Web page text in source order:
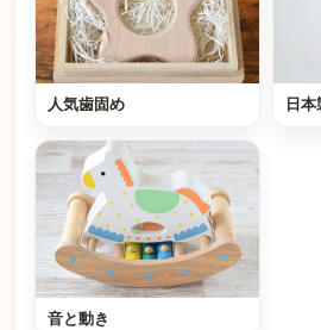
人気歯固め 日
音と動き